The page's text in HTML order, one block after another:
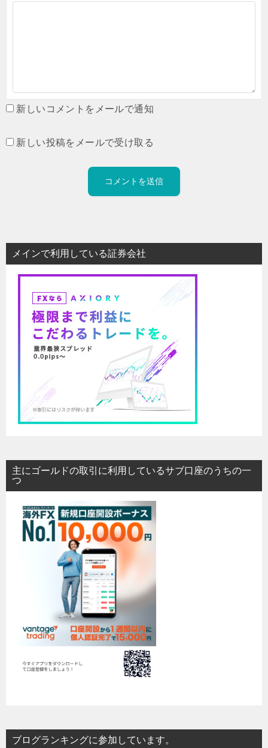
新しいコメントをメールで通知
新しい投稿をメールで受け取る
メインで利用している証券会社
主にゴールドの取引に利用しているサブ口座のうちの一
つ
ブログランキングに参加しています。